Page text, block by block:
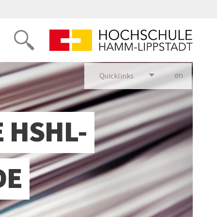
Quicklinks en glish
HSHL-